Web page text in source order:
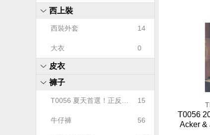
西上裝
西裝外套 14
大衣 0
皮衣
褲子
T0056 夏天首選！正反兩
15
牛仔褲 56
T0056
Acker &